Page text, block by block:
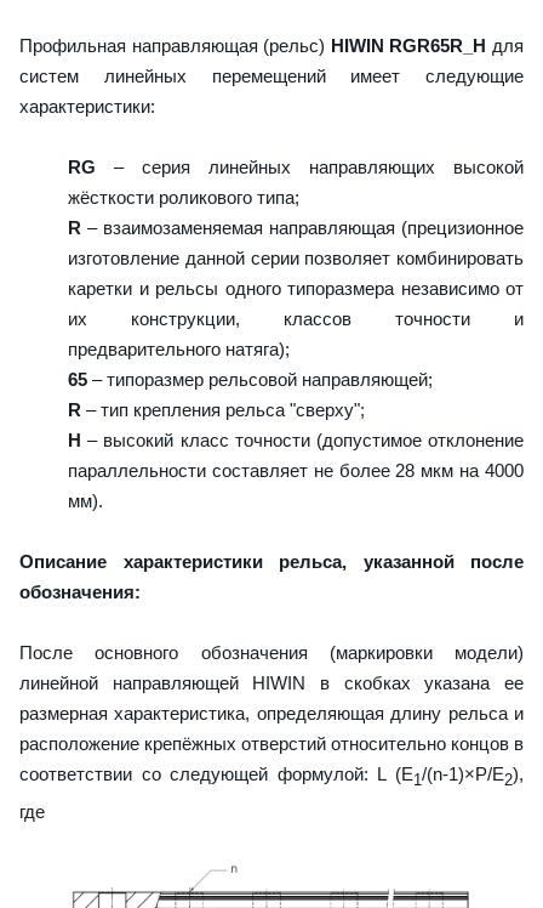
Профильная направляющая (рельс) HIWIN RGR65R_H для
систем линейных перемещений имеет следующие
характеристики:
RG – серия линейных направляющих высокой
жёсткости роликового типа;
R – взаимозаменяемая направляющая (прецизионное
изготовление данной серии позволяет комбинировать
каретки и рельсы одного типоразмера независимо от
их конструкции, классов точности и
предварительного натяга);
65 – типоразмер рельсовой направляющей;
R – тип крепления рельса "сверху";
H – высокий класс точности (допустимое отклонение
параллельности составляет не более 28 мкм на 4000
мм).
Описание характеристики рельса, указанной после
обозначения:
После основного обозначения (маркировки модели)
линейной направляющей HIWIN в скобках указана ее
размерная характеристика, определяющая длину рельса и
расположение крепёжных отверстий относительно концов в
соответствии со следующей формулой: L (E1/(n-1)×P/E2),
где